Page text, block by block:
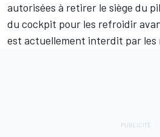
autorisées à retirer le siège du
du cockpit pour les refroidir
est actuellement interdit par les